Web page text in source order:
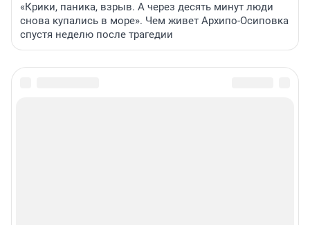
«Крики, паника, взрыв. А через десять минут люди
снова купались в море». Чем живет Архипо-Осиповка
спустя неделю после трагедии